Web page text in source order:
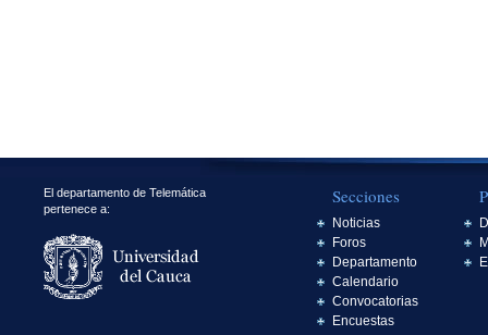
El departamento de Telemática
pertenece a:
Secciones
Noticias
Foros
Departamento
Calendario
Convocatorias
Encuestas